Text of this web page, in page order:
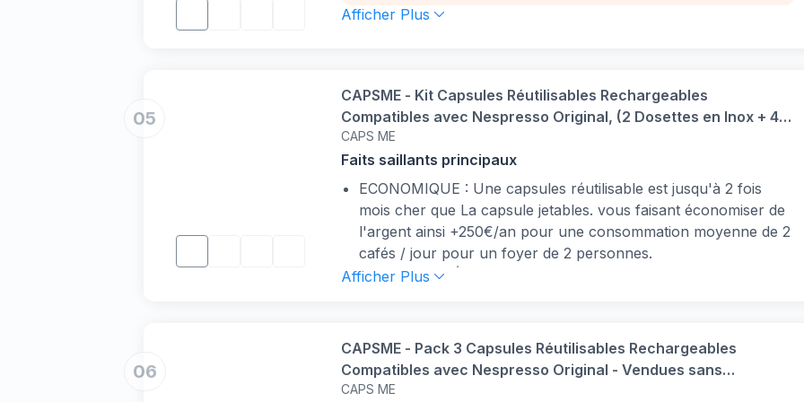
DG325, pour EDG305 ME, pour EDG505, pour Espertta, pour
Machine de capsule. Filtre de capsule de café.SUSTISABLE: Le
filtre à capsule de café réutilisable convient à Gusto, pour EDG
DG325, pour EDG305 ME, pour EDG505, pour Espertta, pour
Edg616 Drop, pour Edg636 Stelia, pour Edg355 Color Coffee
Afficher Plus
05
CAPSME - Kit Capsules Réutilisables Rechargeables
Compatibles avec Nespresso Original, (2 Dosettes en Inox + 48
Couvercle Opercules en Papier)
CAPS ME
Faits saillants principaux
ECONOMIQUE : Une capsules réutilisable est jusqu'à 2 fois
mois cher que La capsule jetables. vous faisant économiser de
l'argent ainsi +250€/an pour une consommation moyenne de 2
cafés / jour pour un foyer de 2 personnes.
GAGNANT MÉDAILLE D'OR : Ce produit innovant et breveté a
pour tous les amateurs de café.
COMPATIBLE AVEC TOUTES LES MACHINES NESPRESSO
Original comme, y compris Essenza Mini, Essenza Plus, Inissia,
Afficher Plus
06
CAPSME - Pack 3 Capsules Réutilisables Rechargeables
Compatibles avec Nespresso Original - Vendues sans
opercules
CAPS ME